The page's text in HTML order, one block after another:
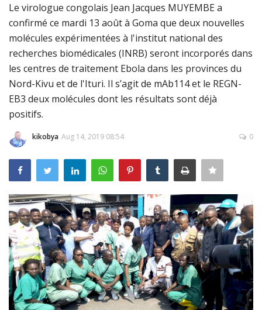
Galerie
Terms & Conditions
Nos Publications
Magazine
Nos Videos
Partenaires
Connexion
Register
Français
Le virologue congolais Jean Jacques MUYEMBE a
confirmé ce mardi 13 août à Goma que deux nouvelles
molécules expérimentées à l'institut national des
recherches biomédicales (INRB) seront incorporés dans
les centres de traitement Ebola dans les provinces du
Nord-Kivu et de l'Ituri. Il s’agit de mAb114 et le REGN-
EB3 deux molécules dont les résultats sont déjà
positifs.
kikobya Aug 14, 2019 08:54 0